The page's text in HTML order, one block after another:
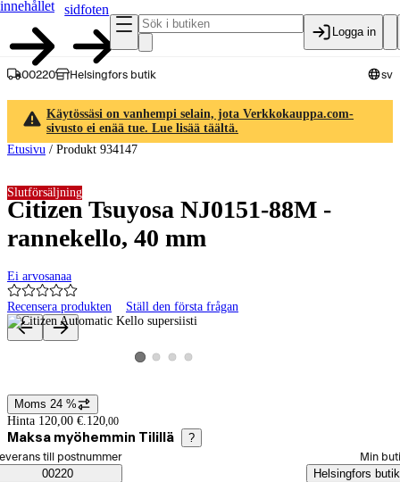
innehållet
sidfoten
Logga in
00220 Helsingfors butik sv
Käytössäsi on vanhempi selain, jota Verkkokauppa.com-
sivusto ei enää tue. Lue lisää täältä.
Etusivu / Produkt 934147
Citizen Tsuyosa NJ0151-88M -
rannekello, 40 mm
Ei arvosanaa
Recensera produkten Ställ den första frågan
Slutförsäljning
Produktbilder och videor
Visa produktbild 1
Visa produktbild 2
Visa produktbild 3
Visa produktbild 4
Prisinformation
Moms 24 %
Hinta 120,00 €. 120,00
Maksa myöhemmin Tilillä ?
Saatavuustiedot
beställningssätt
till postnummer
00220
Min
Helsingfors butik